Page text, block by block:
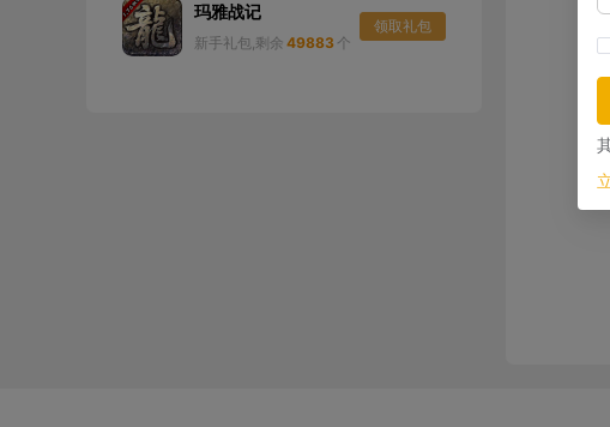
玛雅战记
新手礼包,剩余 49883 个
领取礼包